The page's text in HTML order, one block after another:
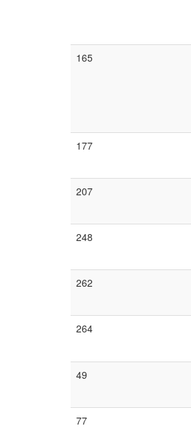
165
177
207
248
262
264
49
77